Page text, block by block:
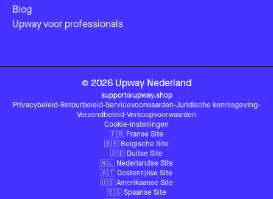
Blog
Upway voor professionals
© 2026 Upway Nederland
support@upway.shop
Privacybeleid-Retourbeleid-Servicevoorwaarden-Juridische kennisgeving-
Verzendbeleid-Verkoopvoorwaarden
Cookie-instellingen
🇫🇷 Franse Site
🇧🇪 Belgische Site
🇩🇪 Duitse Site
🇳🇱 Nederlandse Site
🇦🇹 Oostenrijkse Site
🇺🇸 Amerikaanse Site
🇪🇸 Spaanse Site